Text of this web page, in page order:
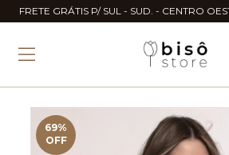
FRETE GRÁTIS P/ SUL - SUD. - CENTRO
69%
OFF